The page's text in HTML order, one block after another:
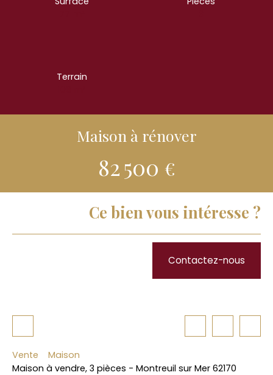
Terrain
Maison à rénover
82 500 €
Ce bien vous intéresse ?
Contactez-nous
Vente
Maison
Maison à vendre, 3 pièces - Montreuil sur Mer 62170